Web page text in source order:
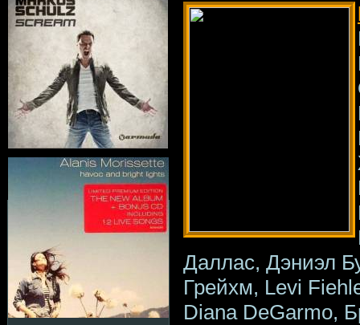
Даллас, Дэниэл
Грейхм, Levi
Diana DeGarmo,